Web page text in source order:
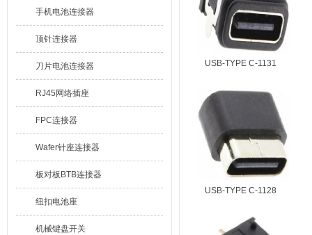
手机电池连接器
顶针连接器
刀片电池连接器
RJ45网络插座
FPC连接器
Wafer针座连接器
板对板BTB连接器
纽扣电池座
机械键盘开关
USB-TYPE C-1131
USB-TYPE C-1128